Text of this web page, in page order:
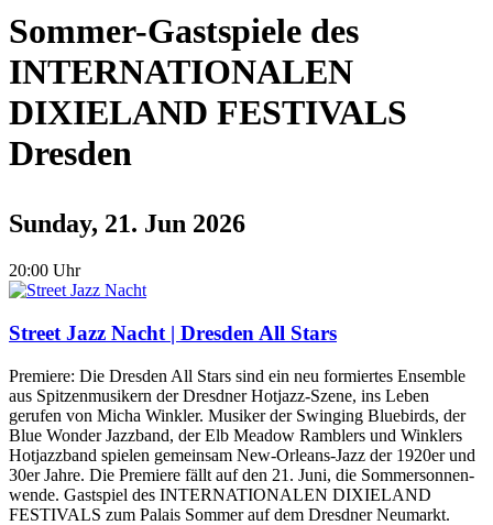
Sommer-Gastspiele des
INTERNATIONALEN
DIXIELAND FESTIVALS
Dresden
Sunday, 21. Jun 2026
20:00 Uhr
Street Jazz Nacht | Dresden All Stars
Premiere: Die Dresden All Stars sind ein neu formiertes Ensemble
aus Spitzenmusikern der Dresdner Hotjazz-Szene, ins Leben
gerufen von Micha Winkler. Musiker der Swinging Bluebirds, der
Blue Wonder Jazzband, der Elb Meadow Ramblers und Winklers
Hotjazzband spielen gemeinsam New-Orleans-Jazz der 1920er und
30er Jahre. Die Premiere fällt auf den 21. Juni, die Sommer­sonnen­
wende. Gastspiel des INTERNATIONALEN DIXIELAND
FESTIVALS zum Palais Sommer auf dem Dresdner Neumarkt.